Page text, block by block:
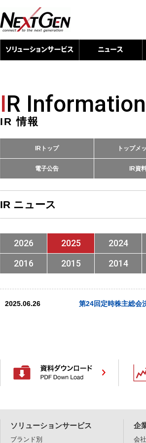
IR Information
IR 情報
IRトップ トップメ
電子公告 IR資
IR ニュース
2026 2025 2024
2016
2015 2014
2025.06.26 第24回定時株主総会
ソリューションサービス
ブランド別
企
会